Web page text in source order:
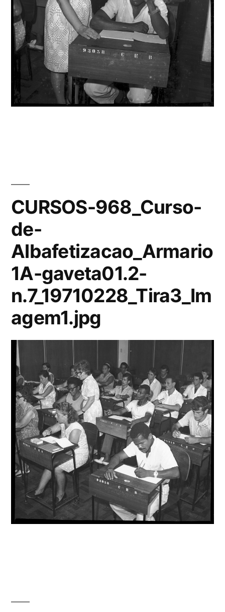
CURSOS-968_Curso-
de-
Albafetizacao_Armario
1A-gaveta01.2-
n.7_19710228_Tira3_Im
agem1.jpg